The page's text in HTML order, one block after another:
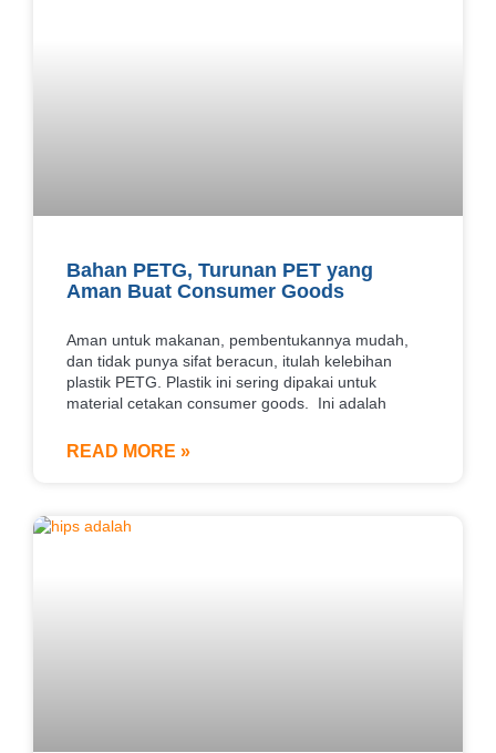
Bahan PETG, Turunan PET yang
Aman Buat Consumer Goods
Aman untuk makanan, pembentukannya mudah,
dan tidak punya sifat beracun, itulah kelebihan
plastik PETG. Plastik ini sering dipakai untuk
material cetakan consumer goods. Ini adalah
READ MORE »